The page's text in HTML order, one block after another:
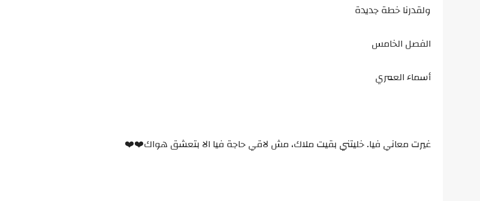
ولقدرنا خطة جديدة
الفصل الخامس
أسماء العمري
غيرت معاني فيا. خليتني بقيت ملاك، مش لاقي حاجة فيا الا بتعشق هواك❤️❤️